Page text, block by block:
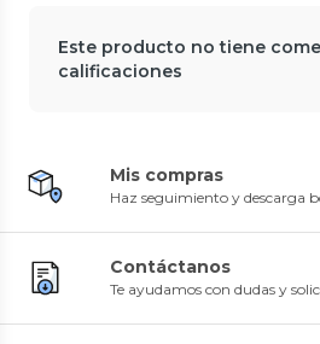
Este producto no tiene
calificaciones
Mis compras
Haz seguimiento y descarga
Contáctanos
Te ayudamos con dudas y